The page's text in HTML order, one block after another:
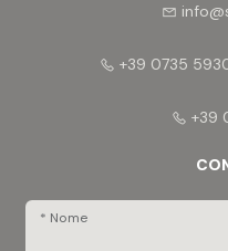
+39 0735
+39
* Nome